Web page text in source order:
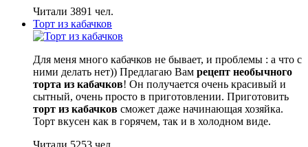
Читали 3891 чел.
Торт из кабачков
Для меня много кабачков не бывает, и проблемы : а что с
ними делать нет)) Предлагаю Вам рецепт необычного
торта из кабачков! Он получается очень красивый и
сытный, очень просто в приготовлении. Приготовить
торт из кабачков сможет даже начинающая хозяйка.
Торт вкусен как в горячем, так и в холодном виде.
Читали 5253 чел.